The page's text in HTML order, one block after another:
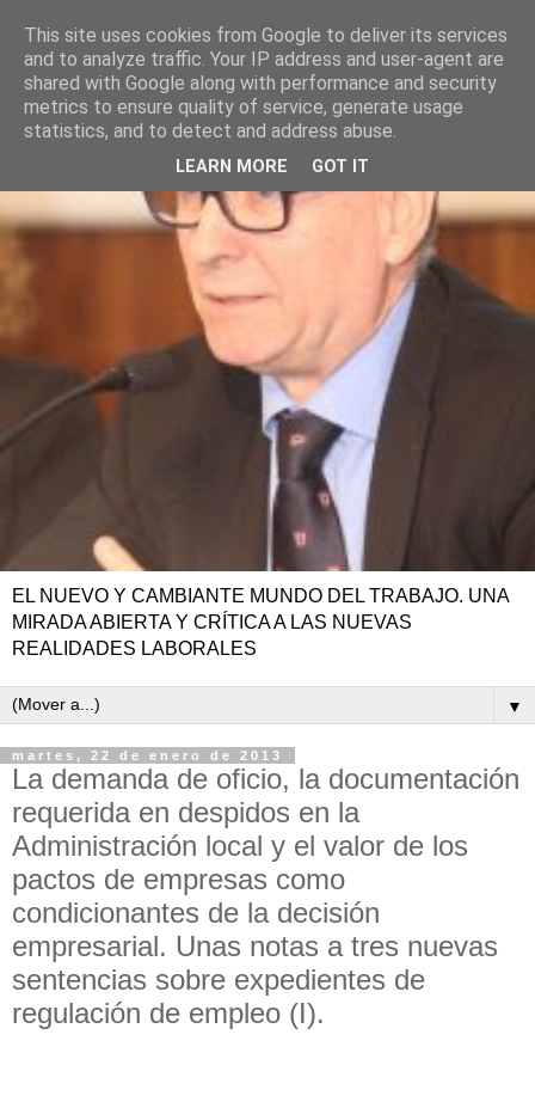
EL NUEVO Y CAMBIANTE MUNDO DEL TRABAJO. UNA
MIRADA ABIERTA Y CRÍTICA A LAS NUEVAS
REALIDADES LABORALES
▼
martes, 22 de enero de 2013
La demanda de oficio, la documentación
requerida en despidos en la
Administración local y el valor de los
pactos de empresas como
condicionantes de la decisión
empresarial. Unas notas a tres nuevas
sentencias sobre expedientes de
regulación de empleo (I).
This site uses cookies from Google to deliver its services
and to analyze traffic. Your IP address and user-agent are
shared with Google along with performance and security
metrics to ensure quality of service, generate usage
statistics, and to detect and address abuse.
LEARN MORE GOT IT